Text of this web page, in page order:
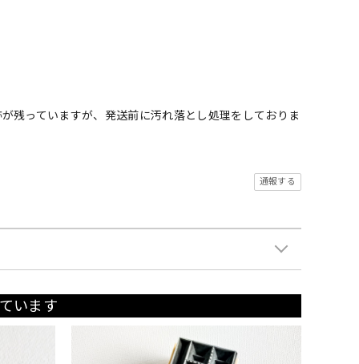
残っていますが、発送前に汚れ落とし処理をしておりま
通報する
います